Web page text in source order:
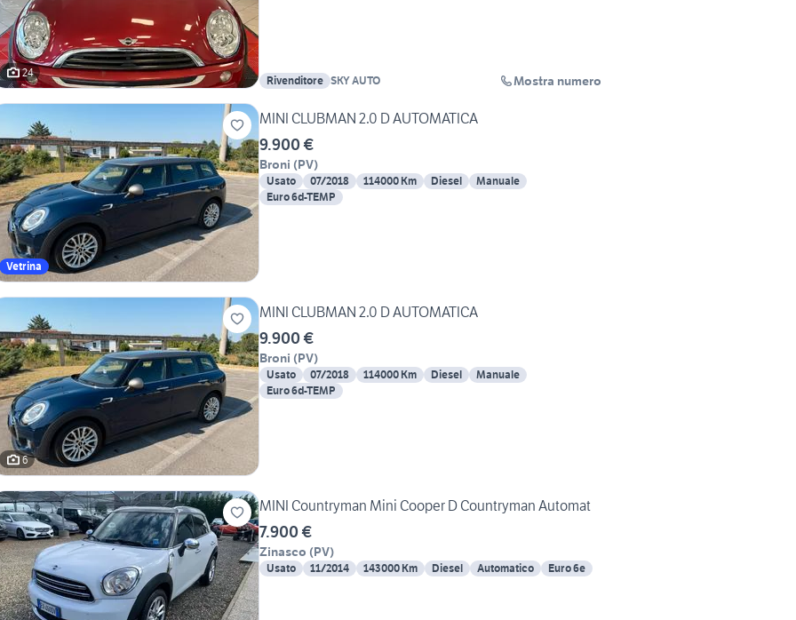
24
Rivenditore SKY AUTO Mostra numero
Vetrina
MINI CLUBMAN 2.0 D AUTOMATICA
9.900 €
Broni (PV)
Usato 07/2018 114000 Km Diesel
Manuale
Euro 6d-TEMP
6
MINI CLUBMAN 2.0 D AUTOMATICA
9.900 €
Broni (PV)
Usato 07/2018 114000 Km Diesel
Manuale
Euro 6d-TEMP
MINI Countryman Mini Cooper D Countryman Automat
7.900 €
Zinasco (PV)
Usato 11/2014 143000 Km Diesel Automatico Euro 6e